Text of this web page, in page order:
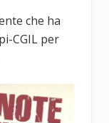
che ha
CGIL per